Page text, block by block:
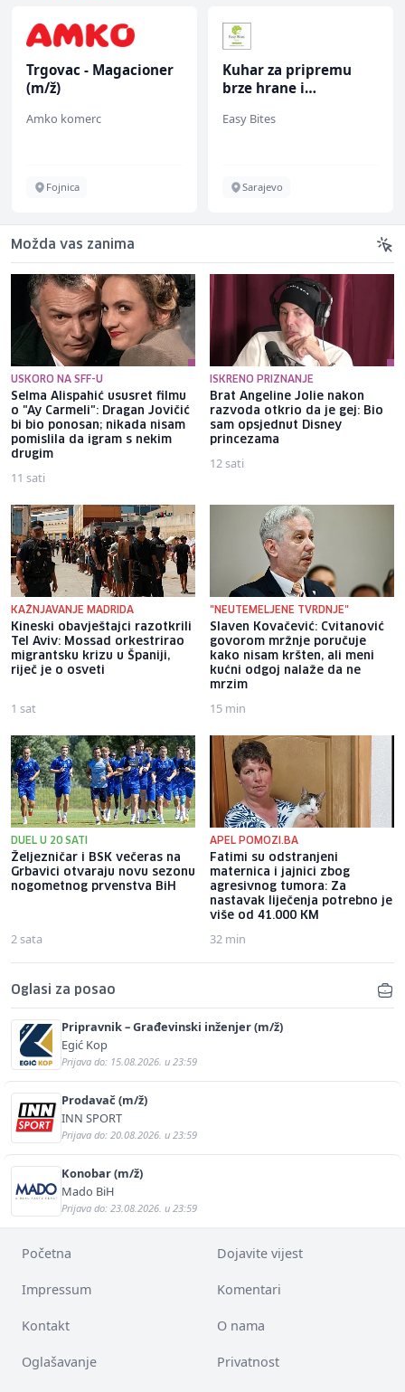
Trgovac - Magacioner
(m/ž)
Amko komerc
Fojnica
Kuhar za pripremu
brze hrane i
ž)
Easy Bites
Sarajevo
Možda vas zanima
USKORO NA SFF-U
Selma Alispahić ususret filmu
o "Ay Carmeli": Dragan Jovičić
bi bio ponosan; nikada nisam
pomislila da igram s nekim
drugim
11 sati
ISKRENO PRIZNANJE
Brat Angeline Jolie nakon
razvoda otkrio da je gej: Bio
sam opsjednut Disney
princezama
12 sati
KAŽNJAVANJE MADRIDA
Kineski obavještajci razotkrili
Tel Aviv: Mossad orkestrirao
migrantsku krizu u Španiji,
riječ je o osveti
1 sat
"NEUTEMELJENE TVRDNJE"
Slaven Kovačević: Cvitanović
govorom mržnje poručuje
kako nisam kršten, ali meni
kućni odgoj nalaže da ne
mrzim
15 min
DUEL U 20 SATI
Željezničar i BSK večeras na
Grbavici otvaraju novu sezonu
nogometnog prvenstva BiH
2 sata
APEL POMOZI.BA
Fatimi su odstranjeni
maternica i jajnici zbog
agresivnog tumora: Za
nastavak liječenja potrebno je
više od 41.000 KM
32 min
Oglasi za posao
Pripravnik – Građevinski inženjer (m/ž)
Egić Kop
Prijava do: 15.08.2026. u 23:59
Prodavač (m/ž)
INN SPORT
Prijava do: 20.08.2026. u 23:59
Konobar (m/ž)
Mado BiH
Prijava do: 23.08.2026. u 23:59
Početna Dojavite vijest
Impressum Komentari
Kontakt O nama
Oglašavanje Privatnost